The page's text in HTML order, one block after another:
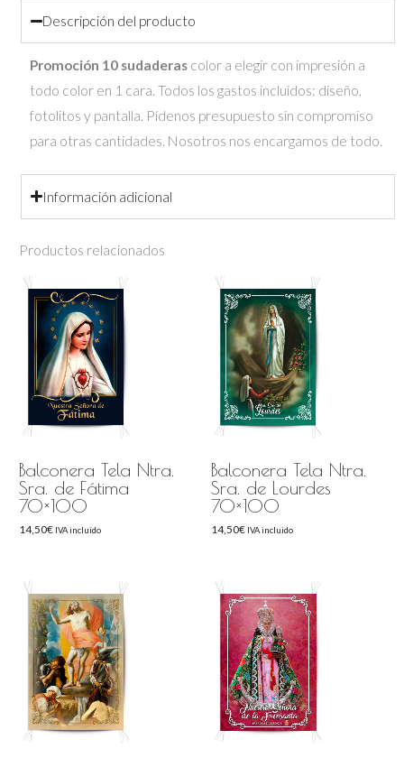
cantidad
Descripción del producto
Promoción 10 sudaderascolor a elegir con impresión a
todo color en 1 cara. Todos los gastos incluidos: diseño,
fotolitos y pantalla. Pídenos presupuesto sin compromiso
para otras cantidades. Nosotros nos encargamos de todo.
Información adicional
Productos relacionados
Balconera Tela Ntra.
Sra. de Fátima
70×100
14,50€ IVA incluido
Balconera Tela Ntra.
Sra. de Lourdes
70×100
14,50€ IVA incluido